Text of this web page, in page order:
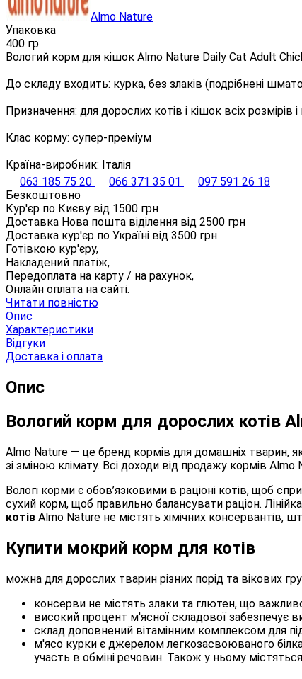
Almo Nature
Упаковка
400 гр
Вологий корм для кішок Almo Nature Daily Cat Adult
До складу входить: курка, без злаків (подрібнені
Призначення: для дорослих котів і кішок всіх розмірів
Клас корму: супер-преміум
Країна-виробник: Італія
063 185 75 20
066 371 35 01
097 591 26 18
Безкоштовно
Кур'єр по Києву від 1500 грн
Доставка Нова пошта віділення від 2500 грн
Доставка кур'єр по Україні від 3500 грн
Готівкою кур'єру,
Накладений платіж,
Передоплата на карту / на рахунок,
Онлайн оплата на сайті.
Читати повністю
Опис
Характеристики
Відгуки
Доставка і оплата
Опис
Вологий корм для дорослих котів
Almo Nature — це бренд кормів для домашніх тварин,
зі зміною клімату. Всі доходи від продажу кормів
Вологі корми є обов’язковими в раціоні котів, щоб
сухий корм, щоб правильно балансувати раціон.
котів Almo Nature не містять хімічних консервантів,
Купити мокрий корм для котів
можна для дорослих тварин різних порід та вікових
консерви не містять злаки та глютен, що
високий процент м'ясної складової забезпечує
склад доповнений вітамінним комплексом для
м'ясо курки є джерелом легкозасвоюваного білка,
участь в обміні речовин. Також у ньому